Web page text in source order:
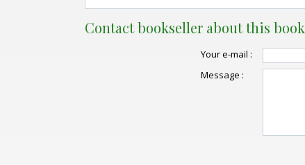
Contact bookseller about this book
Your e-mail :
Message :